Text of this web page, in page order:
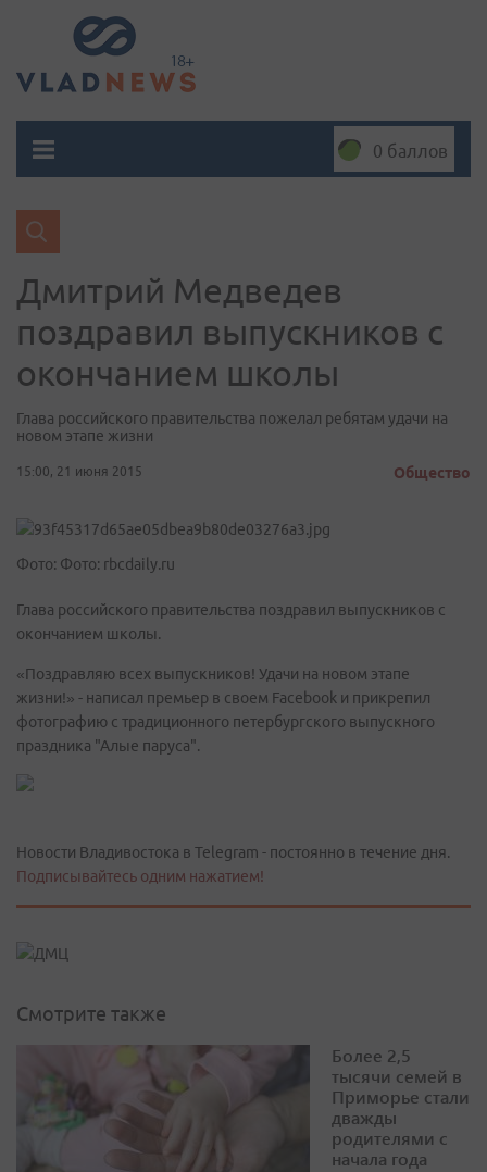
0 баллов
Дмитрий Медведев
поздравил выпускников с
окончанием школы
Глава российского правительства пожелал ребятам удачи на
новом этапе жизни
15:00, 21 июня 2015 Общество
Фото: Фото: rbcdaily.ru
Глава российского правительства поздравил выпускников с
окончанием школы.
«Поздравляю всех выпускников! Удачи на новом этапе
жизни!» - написал премьер в своем Facebook и прикрепил
фотографию с традиционного петербургского выпускного
праздника "Алые паруса".
Новости Владивостока в Telegram - постоянно в течение дня.
Подписывайтесь одним нажатием!
Смотрите также
Более 2,5
тысячи семей в
Приморье стали
дважды
родителями с
начала года